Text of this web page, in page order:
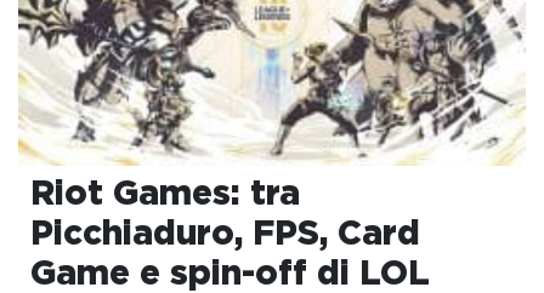
Riot Games: tra
Picchiaduro, FPS, Card
Game e spin-off di LOL